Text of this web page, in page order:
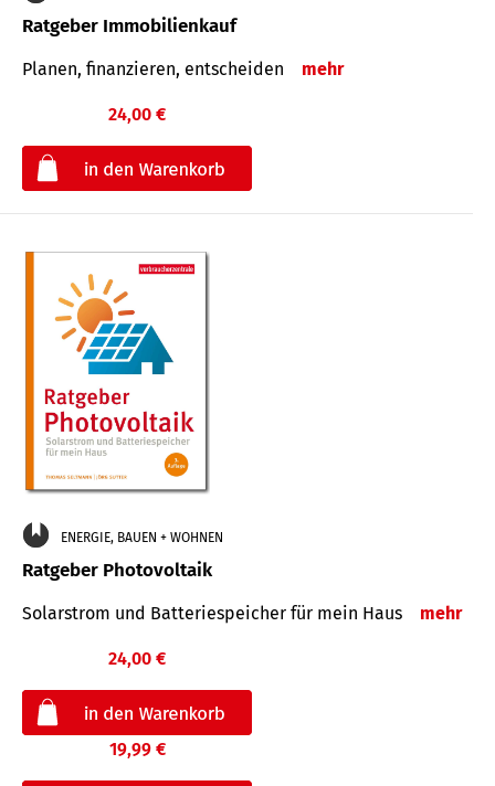
Ratgeber Immobilienkauf
Planen, finanzieren, entscheiden mehr
24,00 €
ENERGIE, BAUEN + WOHNEN
Ratgeber Photovoltaik
Solarstrom und Batteriespeicher für mein Haus mehr
24,00 €
19,99 €